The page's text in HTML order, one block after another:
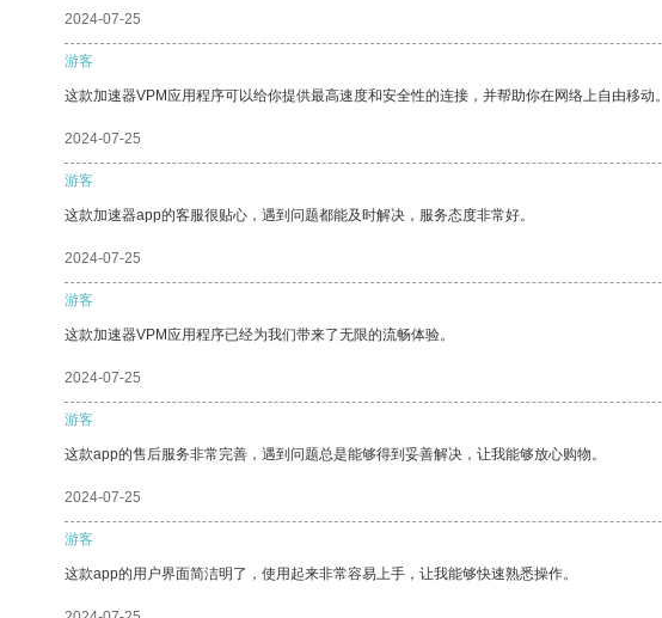
2024-07-25
游客
这款加速器VPM应用程序可以给你提供最高速度和安全性的连接，并帮助你在网络上自由移动。
2024-07-25
游客
这款加速器app的客服很贴心，遇到问题都能及时解决，服务态度非常好。
2024-07-25
游客
这款加速器VPM应用程序已经为我们带来了无限的流畅体验。
2024-07-25
游客
这款app的售后服务非常完善，遇到问题总是能够得到妥善解决，让我能够放心购物。
2024-07-25
游客
这款app的用户界面简洁明了，使用起来非常容易上手，让我能够快速熟悉操作。